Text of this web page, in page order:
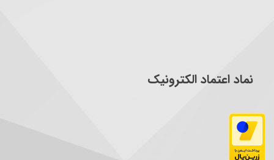
نماد اعتماد الکترونیک